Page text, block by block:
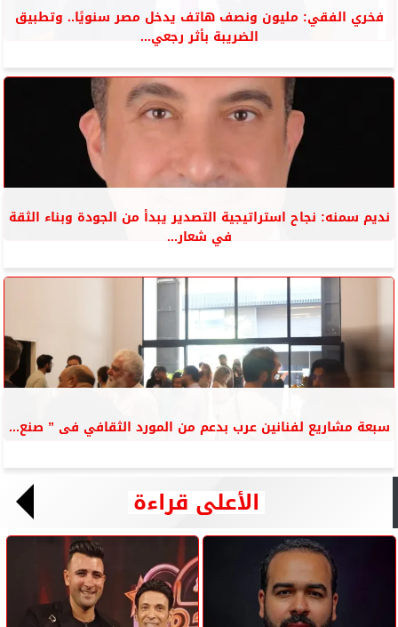
فخري الفقي: مليون ونصف هاتف يدخل مصر سنويًا.. وتطبيق
الضريبة بأثر رجعي...
نديم سمنه: نجاح استراتيجية التصدير يبدأ من الجودة وبناء الثقة
في شعار...
سبعة مشاريع لفنانين عرب بدعم من المورد الثقافي فى ” صنع...
الأعلى قراءة